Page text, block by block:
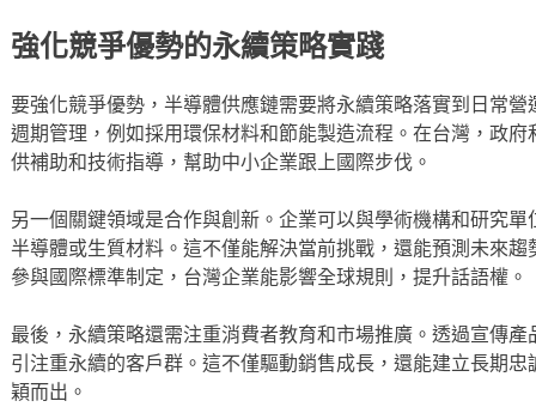
強化競爭優勢的永續策略實踐
要強化競爭優勢，半導體供應鏈需要將永續策略落實到日常
週期管理，例如採用環保材料和節能製造流程。在台灣，政
供補助和技術指導，幫助中小企業跟上國際步伐。
另一個關鍵領域是合作與創新。企業可以與學術機構和研究
半導體或生質材料。這不僅能解決當前挑戰，還能預測未來
參與國際標準制定，台灣企業能影響全球規則，提升話語權。
最後，永續策略還需注重消費者教育和市場推廣。透過宣傳
引注重永續的客戶群。這不僅驅動銷售成長，還能建立長期
穎而出。